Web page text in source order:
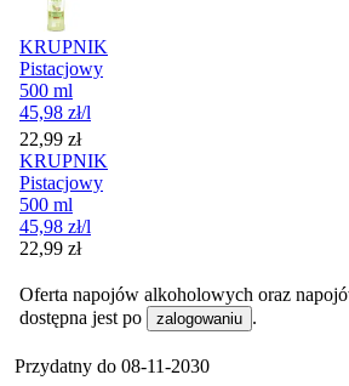
KRUPNIK
Pistacjowy
500 ml
45,98 zł/l
Cena
22,99 zł
KRUPNIK
Pistacjowy
500 ml
45,98 zł/l
Cena
22,99 zł
Oferta napojów alkoholowych oraz
dostępna jest po
zalogowaniu .
Przydatny do 08-11-2030